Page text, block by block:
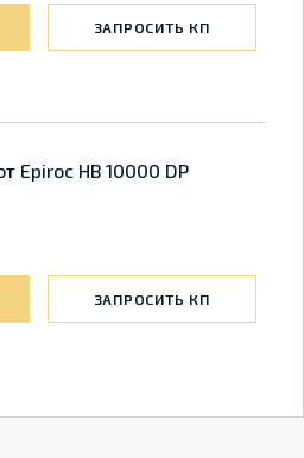
ЗАПРОСИТЬ КП
Epiroc HB 10000 DP
ЗАПРОСИТЬ КП